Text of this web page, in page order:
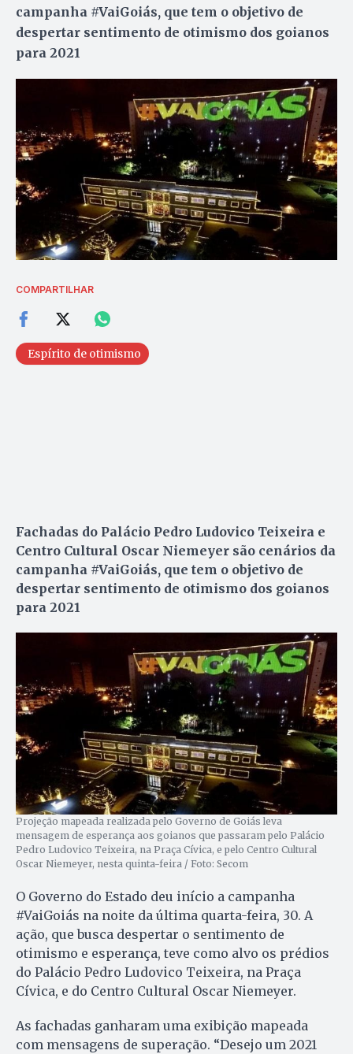
campanha #VaiGoiás, que tem o objetivo de
despertar sentimento de otimismo dos goianos
para 2021
COMPARTILHAR
Espírito de otimismo
Fachadas do Palácio Pedro Ludovico Teixeira e
Centro Cultural Oscar Niemeyer são cenários da
campanha #VaiGoiás, que tem o objetivo de
despertar sentimento de otimismo dos goianos
para 2021
Projeção mapeada realizada pelo Governo de Goiás leva
mensagem de esperança aos goianos que passaram pelo Palácio
Pedro Ludovico Teixeira, na Praça Cívica, e pelo Centro Cultural
Oscar Niemeyer, nesta quinta-feira / Foto: Secom
O Governo do Estado deu início a campanha
#VaiGoiás na noite da última quarta-feira, 30. A
ação, que busca despertar o sentimento de
otimismo e esperança, teve como alvo os prédios
do Palácio Pedro Ludovico Teixeira, na Praça
Cívica, e do Centro Cultural Oscar Niemeyer.
As fachadas ganharam uma exibição mapeada
com mensagens de superação. “Desejo um 2021